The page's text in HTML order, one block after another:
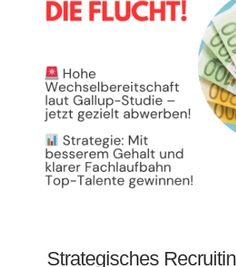
Strategisches